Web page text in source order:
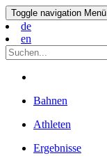
Toggle navigation Menü
de
en
Bahnen
Athleten
Ergebnisse